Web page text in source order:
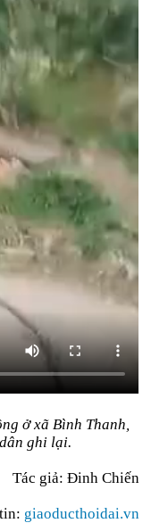
ở xã Bình Thanh,
ghi lại.
Tác giả: Đinh Chiến
giaoducthoidai.vn